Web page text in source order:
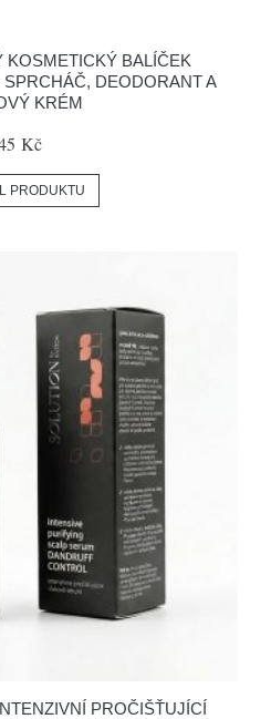
KOSMETICKÝ BALÍČEK
DEODORANT A
KRÉM
Kč
PRODUKTU
PROČIŠŤUJÍCÍ